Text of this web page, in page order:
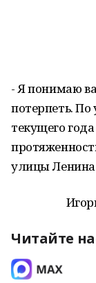
- Я понимаю
потерпеть.
текущего
улицы Ленина
Читайте